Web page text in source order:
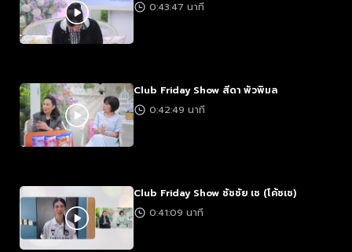
0:43:47 นาที
Club Friday Show สีดา พัวพิมล
0:42:49 นาที
Club Friday Show ชัชชัย เช (โค้ชเช)
0:41:09 นาที